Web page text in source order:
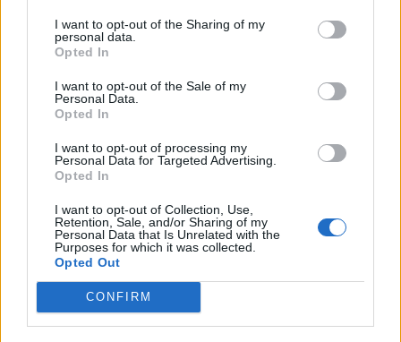
I want to opt-out of the Sharing of my
personal data.
Opted In
I want to opt-out of the Sale of my
Personal Data.
Opted In
I want to opt-out of processing my
Personal Data for Targeted Advertising.
Opted In
I want to opt-out of Collection, Use,
Retention, Sale, and/or Sharing of my
Personal Data that Is Unrelated with the
Purposes for which it was collected.
Opted Out
CONFIRM
Años Internacionales
Qué se celebra el día de mi cumpleaños
Eventos internacionales de cultura
Los mejores canales de Youtube según
Crea una cuenta atrás para el evento que
quieras
¿Qué día crearías tu?
Calendarios